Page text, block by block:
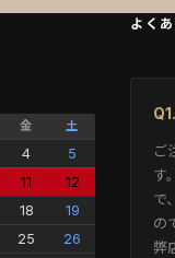
金 土
4
5
11
12
18
19
25
26
よく
ご
す
で
の
弊